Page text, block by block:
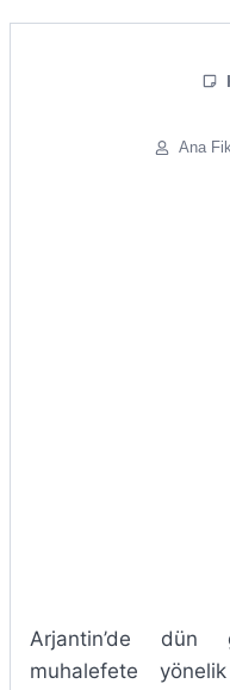
Ana
Arjantin’de dün
muhalefete